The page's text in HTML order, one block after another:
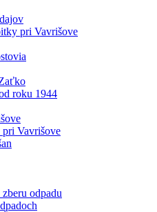
pri Vavrišove
roku 1944
Vavrišove
odpadu